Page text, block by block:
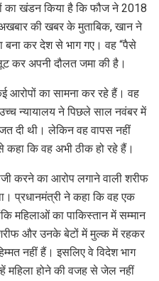
का खंडन किया है कि फौज ने 2018
की खबर के मुताबिक, खान ने
बना कर देश से भाग गए। वह “पैसे
कर अपनी दौलत जमा की है।
आरोपों का सामना कर रहे हैं। वह
न्यायालय ने पिछले साल नवंबर में
दी थी। लेकिन वह वापस नहीं
कि वह अभी ठीक हो रहे हैं।
करने का आरोप लगाने वाली शरीफ
प्रधानमंत्री ने कहा कि वह एक
महिलाओं का पाकिस्तान में सम्मान
और उनके बेटों में मुल्क में रहकर
नहीं हैं। इसलिए वे विदेश भाग
महिला होने की वजह से जेल नहीं